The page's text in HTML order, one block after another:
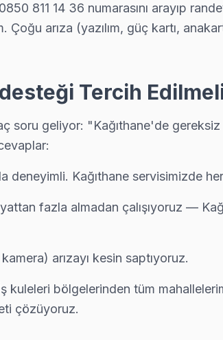
onayınız alınıyor. Kağıthane servisimiz
WhatsApp veya web formundan — ekibimiz
dijital garanti belgesi alıyor. Arıza
bir yazılım sorunu. Teknik ekibimiz
811 14 36 numarasını arayıp
arıza (yazılım, güç kartı,
Tercih
soru geliyor: "Kağıthane'de
Kağıthane servisimizde
fazla almadan çalışıyoruz —
arızayı kesin saptıyoruz.
bölgelerinden tüm
çözüyoruz.